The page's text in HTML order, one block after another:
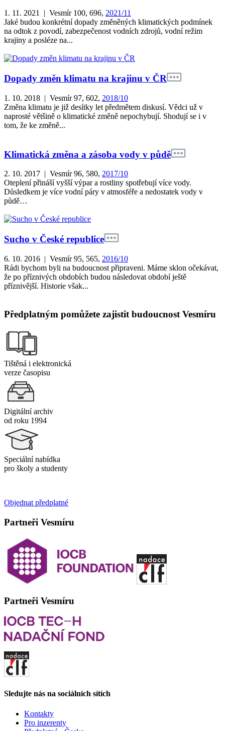
1. 11. 2021 | Vesmír 100, 696, 2021/11
Jaké budou konkrétní dopady změněných klimatických podmínek
na odtok z povodí, zabezpečenost vodních zdrojů, vodní režim
krajiny a posléze na...
Dopady změn klimatu na krajinu v ČR
1. 10. 2018 | Vesmír 97, 602, 2018/10
Změna klimatu je již desítky let předmětem diskusí. Vědci už v
naprosté většině o klimatické změně nepochybují. Shodují se i v
tom, že ke změně...
Klimatická změna a zásoba vody v půdě
2. 10. 2017 | Vesmír 96, 580, 2017/10
Oteplení přináší vyšší výpar a rostliny spotřebují více vody.
Důsledkem je více vodní páry v atmosféře a nedostatek vody v
půdě…
Sucho v České republice
6. 10. 2016 | Vesmír 95, 565, 2016/10
Rádi bychom byli na budoucnost připraveni. Máme sklon očekávat,
že po příznivých obdobích budou následovat období ještě
příznivější. Historie však...
Předplatným pomůžete zajistit budoucnost Vesmíru
Tištěná i elektronická
verze časopisu
Digitální archiv
od roku 1994
Speciální nabídka
pro školy a studenty
Objednat předplatné
Partneři Vesmíru
Partneři Vesmíru
Sledujte nás na sociálních sítích
Kontakty
Pro inzerenty